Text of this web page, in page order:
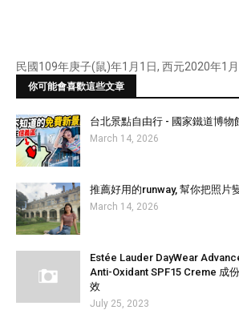
民國109年庚子(鼠)年1月1日, 西元2020年1
你可能會喜歡這些文章
台北景點自由行 - 國家鐵道博物
March 14, 2026
推薦好用的runway, 幫你把照片
March 14, 2026
Estée Lauder DayWear
Anti-Oxidant SPF15 Creme 成
效
July 25, 2023